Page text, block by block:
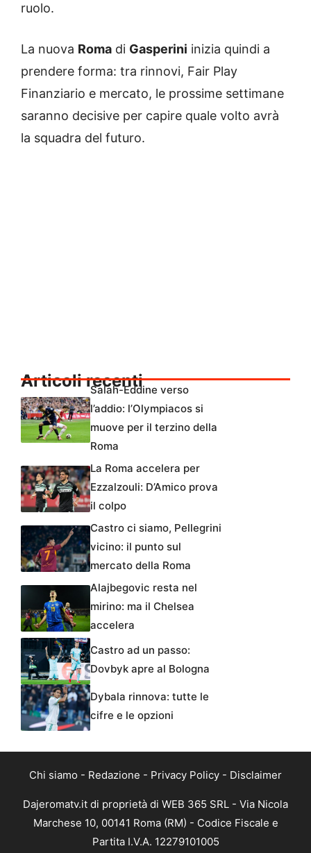
ruolo.
La nuova Roma di Gasperini inizia quindi a
prendere forma: tra rinnovi, Fair Play
Finanziario e mercato, le prossime settimane
saranno decisive per capire quale volto avrà
la squadra del futuro.
Articoli recenti
Salah-Eddine verso
l’addio: l’Olympiacos si
muove per il terzino della
Roma
La Roma accelera per
Ezzalzouli: D’Amico prova
il colpo
Castro ci siamo, Pellegrini
vicino: il punto sul
mercato della Roma
Alajbegovic resta nel
mirino: ma il Chelsea
accelera
Castro ad un passo:
Dovbyk apre al Bologna
Dybala rinnova: tutte le
cifre e le opzioni
Chi siamo - Redazione - Privacy Policy - Disclaimer
Dajeromatv.it di proprietà di WEB 365 SRL - Via Nicola
Marchese 10, 00141 Roma (RM) - Codice Fiscale e
Partita I.V.A. 12279101005